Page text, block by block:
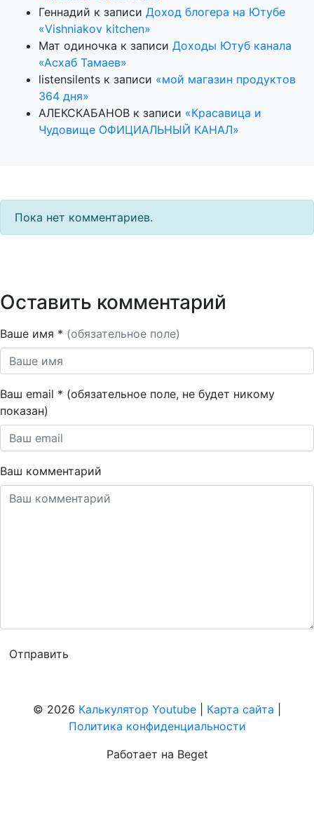
Геннадий к записи Доход блогера на Ютубе
«Vishniakov kitchen»
Мат одиночка к записи Доходы Ютуб канала
«Асхаб Тамаев»
listensilents к записи «мой магазин продуктов
364 дня»
АЛЕКСКАБАНОВ к записи «Красавица и
Чудовище ОФИЦИАЛЬНЫЙ КАНАЛ»
Пока нет комментариев.
Оставить комментарий
Ваше имя * (обязательное поле)
Ваш email * (обязательное поле, не будет никому
показан)
Ваш комментарий
© 2026 Калькулятор Youtube Карта сайта
Политика конфиденциальности
Работает на Beget